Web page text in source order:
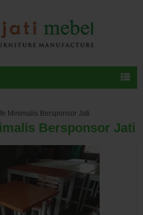
Minimalis Bersponsor Jati
Bersponsor Jati